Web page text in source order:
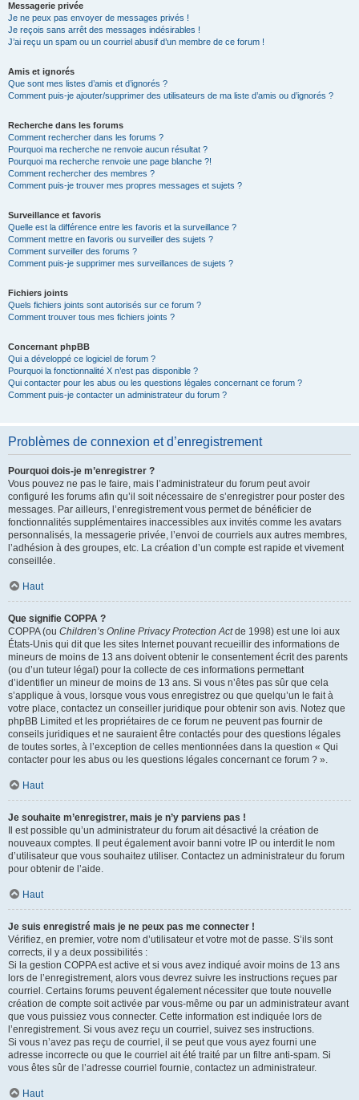
Messagerie privée
Je ne peux pas envoyer de messages privés !
Je reçois sans arrêt des messages indésirables !
J’ai reçu un spam ou un courriel abusif d’un membre de ce forum !
Amis et ignorés
Que sont mes listes d’amis et d’ignorés ?
Comment puis-je ajouter/supprimer des utilisateurs de ma liste d’amis ou d’ignorés ?
Recherche dans les forums
Comment rechercher dans les forums ?
Pourquoi ma recherche ne renvoie aucun résultat ?
Pourquoi ma recherche renvoie une page blanche ?!
Comment rechercher des membres ?
Comment puis-je trouver mes propres messages et sujets ?
Surveillance et favoris
Quelle est la différence entre les favoris et la surveillance ?
Comment mettre en favoris ou surveiller des sujets ?
Comment surveiller des forums ?
Comment puis-je supprimer mes surveillances de sujets ?
Fichiers joints
Quels fichiers joints sont autorisés sur ce forum ?
Comment trouver tous mes fichiers joints ?
Concernant phpBB
Qui a développé ce logiciel de forum ?
Pourquoi la fonctionnalité X n’est pas disponible ?
Qui contacter pour les abus ou les questions légales concernant ce forum ?
Comment puis-je contacter un administrateur du forum ?
Problèmes de connexion et d’enregistrement
Pourquoi dois-je m’enregistrer ?
Vous pouvez ne pas le faire, mais l’administrateur du forum peut avoir
configuré les forums afin qu’il soit nécessaire de s’enregistrer pour poster des
messages. Par ailleurs, l’enregistrement vous permet de bénéficier de
fonctionnalités supplémentaires inaccessibles aux invités comme les avatars
personnalisés, la messagerie privée, l’envoi de courriels aux autres membres,
l’adhésion à des groupes, etc. La création d’un compte est rapide et vivement
conseillée.
Haut
Que signifie COPPA ?
COPPA (ou Children’s Online Privacy Protection Actde 1998) est une loi aux
États-Unis qui dit que les sites Internet pouvant recueillir des informations de
mineurs de moins de 13 ans doivent obtenir le consentement écrit des parents
(ou d’un tuteur légal) pour la collecte de ces informations permettant
d’identifier un mineur de moins de 13 ans. Si vous n’êtes pas sûr que cela
s’applique à vous, lorsque vous vous enregistrez ou que quelqu’un le fait à
votre place, contactez un conseiller juridique pour obtenir son avis. Notez que
phpBB Limited et les propriétaires de ce forum ne peuvent pas fournir de
conseils juridiques et ne sauraient être contactés pour des questions légales
de toutes sortes, à l’exception de celles mentionnées dans la question « Qui
contacter pour les abus ou les questions légales concernant ce forum ? ».
Haut
Je souhaite m’enregistrer, mais je n’y parviens pas !
Il est possible qu’un administrateur du forum ait désactivé la création de
nouveaux comptes. Il peut également avoir banni votre IP ou interdit le nom
d’utilisateur que vous souhaitez utiliser. Contactez un administrateur du forum
pour obtenir de l’aide.
Haut
Je suis enregistré mais je ne peux pas me connecter !
Vérifiez, en premier, votre nom d’utilisateur et votre mot de passe. S’ils sont
corrects, il y a deux possibilités :
Si la gestion COPPA est active et si vous avez indiqué avoir moins de 13 ans
lors de l’enregistrement, alors vous devrez suivre les instructions reçues par
courriel. Certains forums peuvent également nécessiter que toute nouvelle
création de compte soit activée par vous-même ou par un administrateur avant
que vous puissiez vous connecter. Cette information est indiquée lors de
l’enregistrement. Si vous avez reçu un courriel, suivez ses instructions.
Si vous n’avez pas reçu de courriel, il se peut que vous ayez fourni une
adresse incorrecte ou que le courriel ait été traité par un filtre anti-spam. Si
vous êtes sûr de l’adresse courriel fournie, contactez un administrateur.
Haut